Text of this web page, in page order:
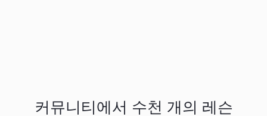
커뮤니티에서 수천 개의 레슨